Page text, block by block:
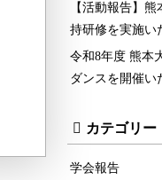
【活動報告】
持研修を実施い
令和8年度 熊本
ダンスを開催い
カテゴリー
学会報告